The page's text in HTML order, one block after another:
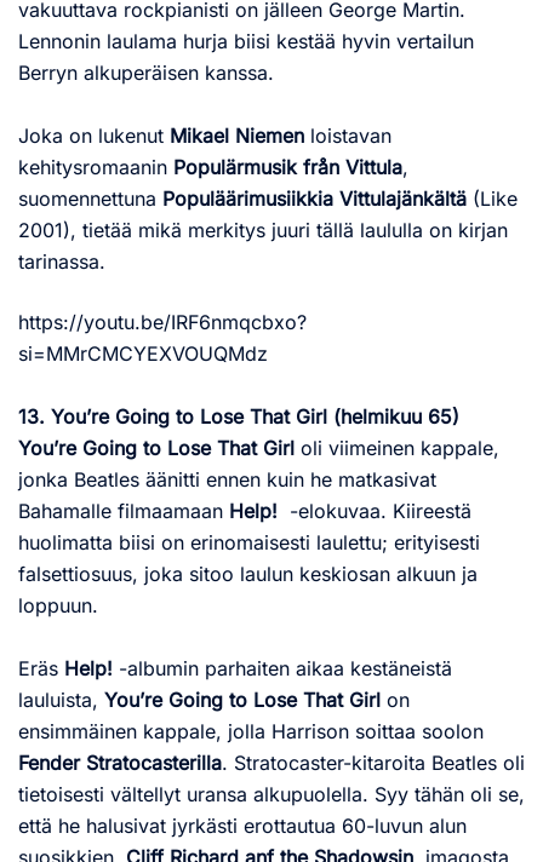
vakuuttava rockpianisti on jälleen George Martin.
Lennonin laulama hurja biisi kestää hyvin vertailun
Berryn alkuperäisen kanssa.
Joka on lukenut Mikael Niemen loistavan
kehitysromaanin Populärmusik från Vittula,
suomennettuna Populäärimusiikkia Vittulajänkältä (Like
2001), tietää mikä merkitys juuri tällä laululla on kirjan
tarinassa.
https://youtu.be/IRF6nmqcbxo?
si=MMrCMCYEXVOUQMdz
13. You’re Going to Lose That Girl (helmikuu 65)
You’re Going to Lose That Girl oli viimeinen kappale,
jonka Beatles äänitti ennen kuin he matkasivat
Bahamalle filmaamaan Help! -elokuvaa. Kiireestä
huolimatta biisi on erinomaisesti laulettu; erityisesti
falsettiosuus, joka sitoo laulun keskiosan alkuun ja
loppuun.
Eräs Help! -albumin parhaiten aikaa kestäneistä
lauluista, You’re Going to Lose That Girl on
ensimmäinen kappale, jolla Harrison soittaa soolon
Fender Stratocasterilla. Stratocaster-kitaroita Beatles oli
tietoisesti vältellyt uransa alkupuolella. Syy tähän oli se,
että he halusivat jyrkästi erottautua 60-luvun alun